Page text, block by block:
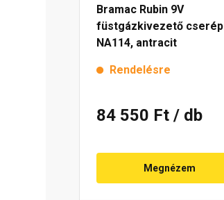
Bramac Rubin 9V
füstgázkivezető cserép
NA114, antracit
Rendelésre
84 550 Ft / db
Megnézem